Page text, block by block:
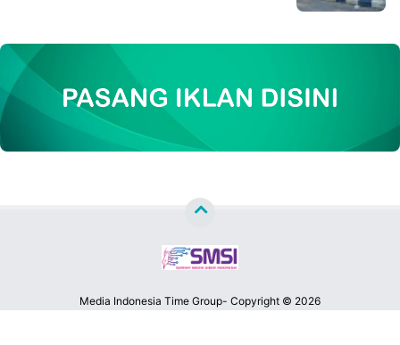
Media Indonesia Time Group- Copyright © 2026
MATA LENSA NEWS™